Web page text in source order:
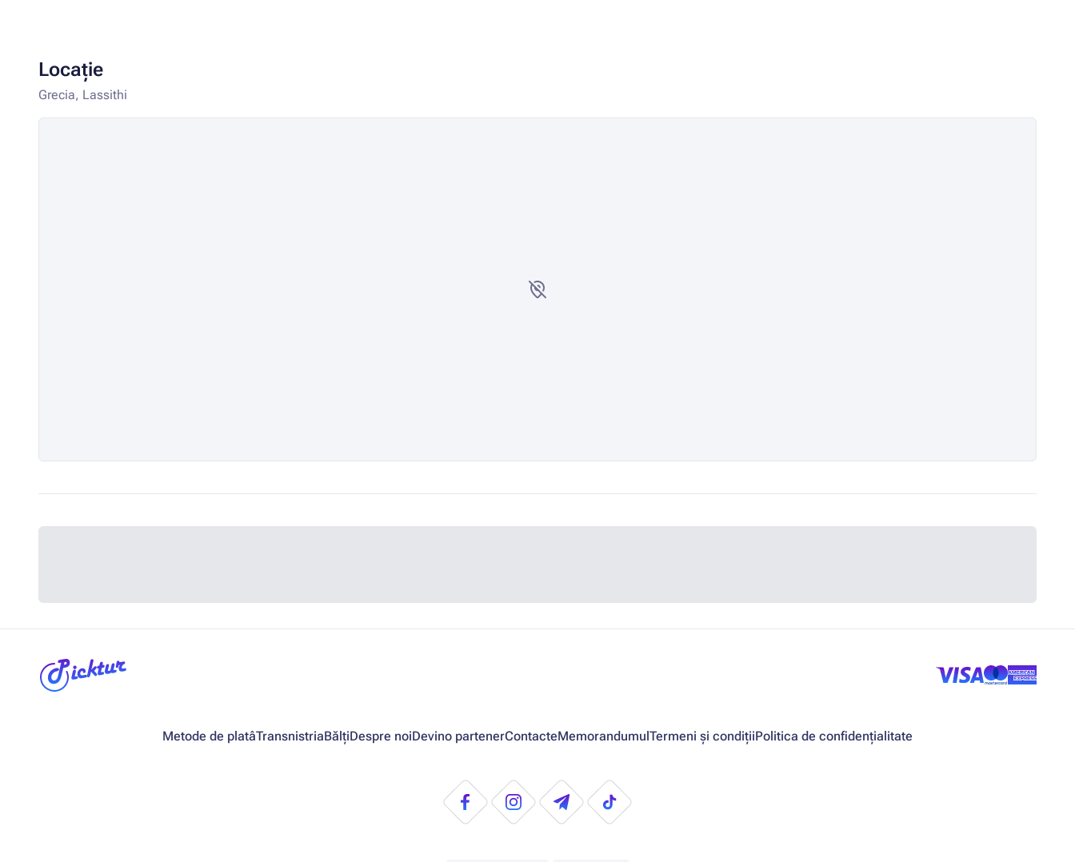
Locație
Grecia, Lassithi
Metode de platâTransnistriaBălțiDespre noiDevino partenerContacteMemorandumulTermeni și condițiiPolitica de confidențialitate